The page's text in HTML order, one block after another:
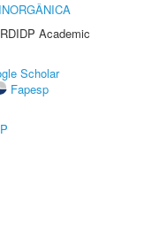
Academic
Scholar
Fapesp